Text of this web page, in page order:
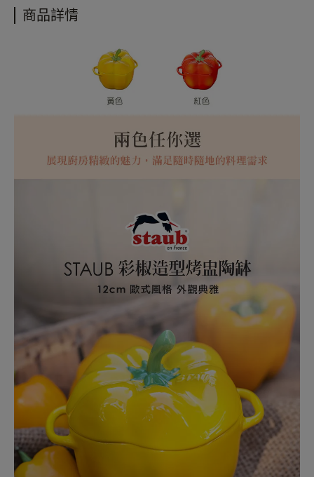
商品產地：中國
• 更多購物資訊，請參閱以下說明
購物說明
商品詳情